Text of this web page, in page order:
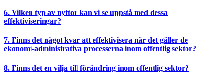
6. Vilken typ av nyttor kan vi se uppstå med dessa
effektiviseringar?
7. Finns det något kvar att effektivisera när det gäller de
ekonomi-administrativa processerna inom offentlig sektor?
8. Finns det en vilja till förändring inom offentlig sektor?